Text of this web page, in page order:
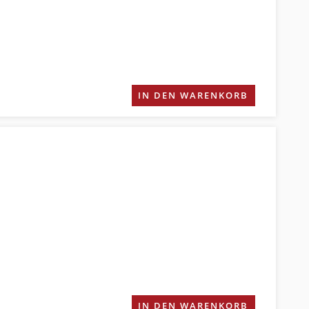
IN DEN WARENKORB
IN DEN WARENKORB